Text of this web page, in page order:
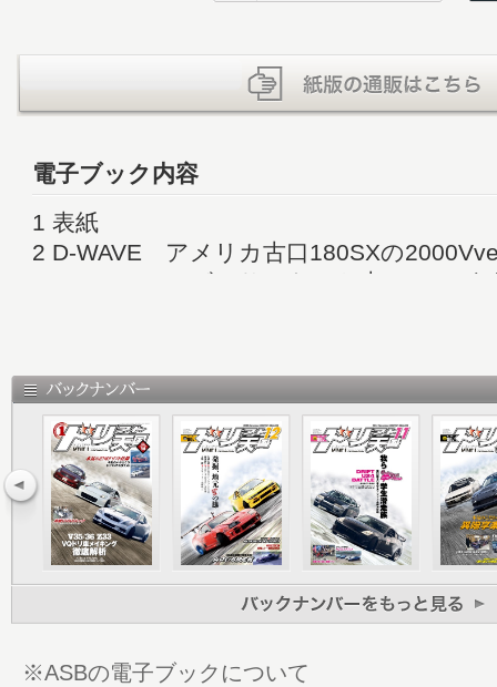
電子ブック内容
1 表紙
2 D-WAVE アメリカ古口180SXの
4 D-WAVE エビスサーキット南コースが
10 ガチ度120％ 究極エンジョイ走行会仕
31 突撃！ 異国滑劇事情 フォーミュラD
ーチ
32 注目バトル＆マシンチェック
38 パドックエリアのカーショー見聞録
43 フルカウンター倶楽部
46 東西サーキット獲れたてニュース「サ
48 ウイナーズサークル
50 走行会スケジュール
57 INFORMATION
※ASBの電子ブックについて